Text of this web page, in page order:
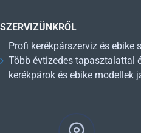
SZERVIZÜNKRŐL
Profi kerékpárszerviz és ebike
Több évtizedes tapasztalattal
kerékpárok és ebike modellek